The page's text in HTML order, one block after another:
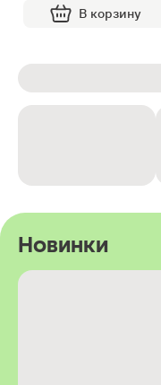
В корзину
Новинки